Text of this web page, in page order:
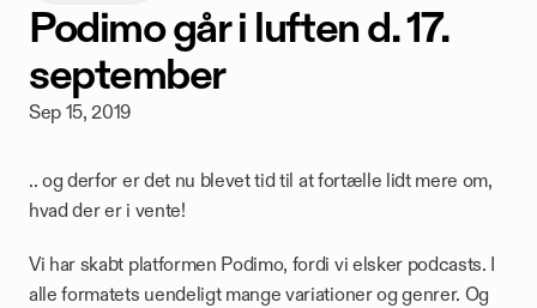
Podimo går i luften d. 17.
september
Sep 15, 2019
.. og derfor er det nu blevet tid til at fortælle lidt mere om,
hvad der er i vente!
Vi har skabt platformen Podimo, fordi vi elsker podcasts. I
alle formatets uendeligt mange variationer og genrer. Og